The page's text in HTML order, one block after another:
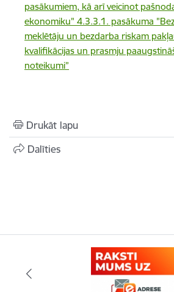
pasākumiem, kā arī veicinot
ekonomiku" 4.3.3.1. pasākuma
meklētāju un bezdarba riskam
kvalifikācijas un prasmju
noteikumi”
Drukāt lapu
Dalīties